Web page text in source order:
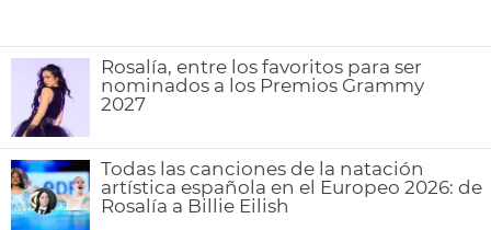
Rosalía, entre los favoritos para ser
nominados a los Premios Grammy
2027
Todas las canciones de la natación
artística española en el Europeo 2026: de
Rosalía a Billie Eilish